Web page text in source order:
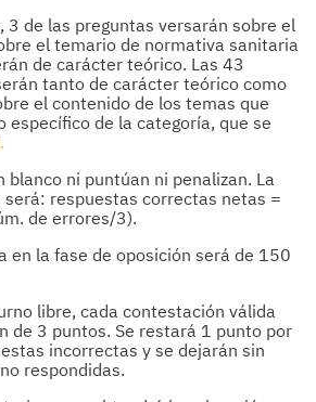
3 de las preguntas versarán sobre el
el temario de normativa sanitaria
de carácter teórico. Las 43
tanto de carácter teórico como
el contenido de los temas que
de la categoría, que se
blanco ni puntúan ni penalizan. La
respuestas correctas netas =
de errores/3).
en la fase de oposición será de 150
libre, cada contestación válida
de 3 puntos. Se restará 1 punto por
incorrectas y se dejarán sin
respondidas.